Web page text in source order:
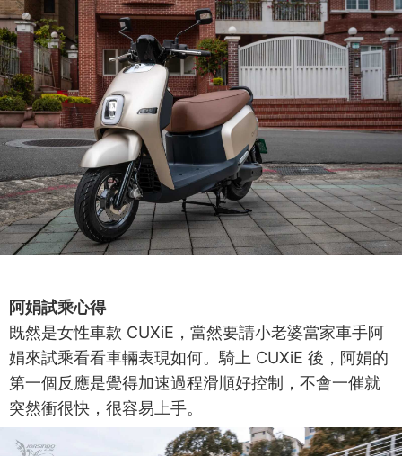
阿娟試乘心得
既然是女性車款 CUXiE，當然要請小老婆當家車手阿
娟來試乘看看車輛表現如何。騎上 CUXiE 後，阿娟的
第一個反應是覺得加速過程滑順好控制，不會一催就
突然衝很快，很容易上手。